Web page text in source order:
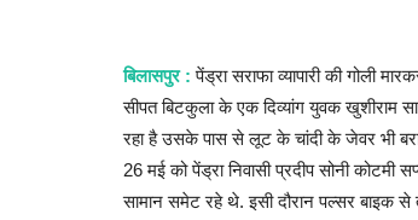
बिलासपुर : पेंड्रा सराफा व्यापारी की गोली
सीपत बिटकुला के एक दिव्यांग युवक खुशीराम
रहा है उसके पास से लूट के चांदी के जेवर भी
26 मई को पेंड्रा निवासी प्रदीप सोनी
सामान समेट रहे थे. इसी दौरान पल्सर